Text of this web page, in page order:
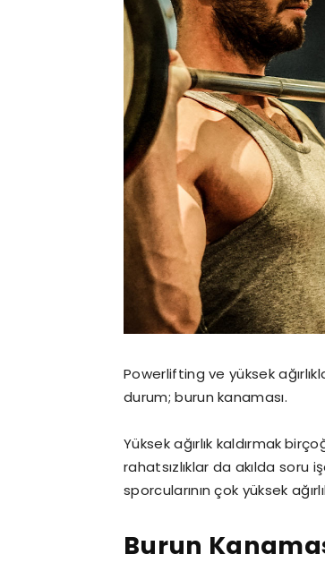
Powerlifting ve yüksek
durum; burun kanaması.
Yüksek ağırlık kaldırmak
rahatsızlıklar da akılda soru
sporcularının çok yüksek
Burun